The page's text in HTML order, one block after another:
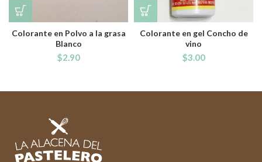
Colorante en Polvo a la grasa
Blanco
$2.90
Colorante en gel Concho de
vino
$3.00